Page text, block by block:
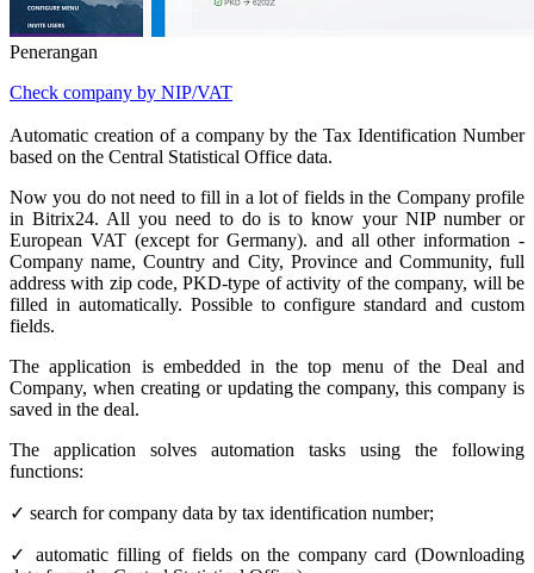
Penerangan
Check company by NIP/VAT
Automatic creation of a company by the Tax Identification Number
based on the Central Statistical Office data.
Now you do not need to fill in a lot of fields in the Company profile
in Bitrix24. All you need to do is to know your NIP number or
European VAT (except for Germany). and all other information -
Company name, Country and City, Province and Community, full
address with zip code, PKD-type of activity of the company, will be
filled in automatically. Possible to configure standard and custom
fields.
The application is embedded in the top menu of the Deal and
Company, when creating or updating the company, this company is
saved in the deal.
The application solves automation tasks using the following
functions:
✓ search for company data by tax identification number;
✓ automatic filling of fields on the company card (Downloading